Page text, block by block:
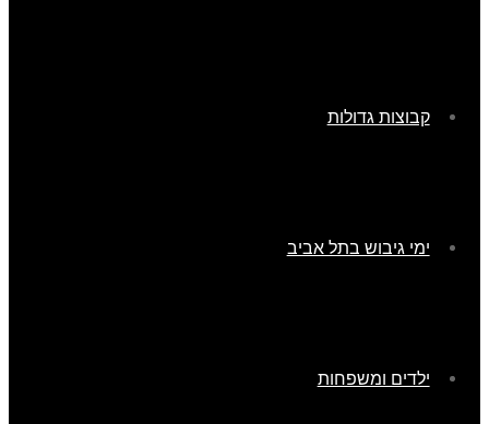
קבוצות גדולות
ימי גיבוש בתל אביב
ילדים ומשפחות